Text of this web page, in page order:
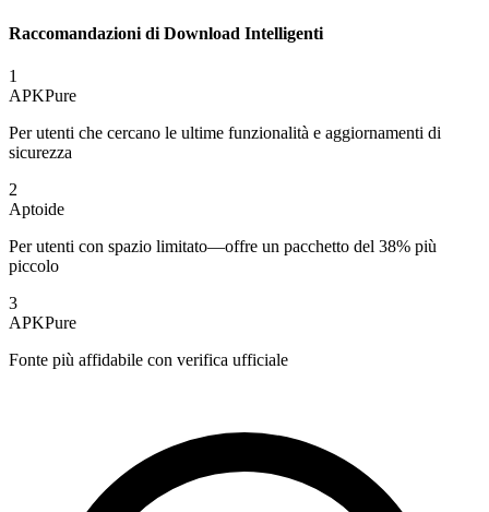
Raccomandazioni di Download Intelligenti
1
APKPure
Per utenti che cercano le ultime funzionalità e aggiornamenti di
sicurezza
2
Aptoide
Per utenti con spazio limitato—offre un pacchetto del 38% più
piccolo
3
APKPure
Fonte più affidabile con verifica ufficiale